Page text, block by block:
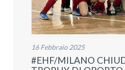
16 Febbraio 2025
#EHF/MILANO